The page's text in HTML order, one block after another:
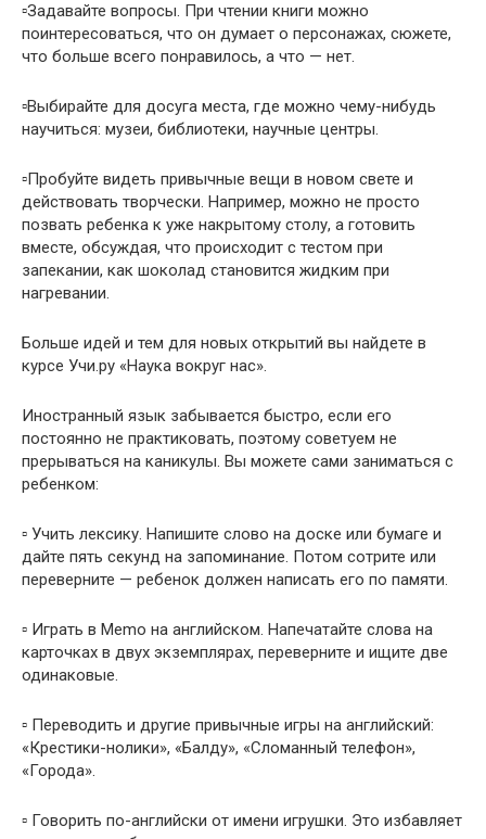
▫️Задавайте вопросы. При чтении книги можно
поинтересоваться, что он думает о персонажах, сюжете,
что больше всего понравилось, а что — нет.
▫️Выбирайте для досуга места, где можно чему-нибудь
научиться: музеи, библиотеки, научные центры.
▫️Пробуйте видеть привычные вещи в новом свете и
действовать творчески. Например, можно не просто
позвать ребенка к уже накрытому столу, а готовить
вместе, обсуждая, что происходит с тестом при
запекании, как шоколад становится жидким при
нагревании.
Больше идей и тем для новых открытий вы найдете в
курсе Учи.ру «Наука вокруг нас».
Иностранный язык забывается быстро, если его
постоянно не практиковать, поэтому советуем не
прерываться на каникулы. Вы можете сами заниматься с
ребенком:
▫️ Учить лексику. Напишите слово на доске или бумаге и
дайте пять секунд на запоминание. Потом сотрите или
переверните — ребенок должен написать его по памяти.
▫️ Играть в Memo на английском. Напечатайте слова на
карточках в двух экземплярах, переверните и ищите две
одинаковые.
▫️ Переводить и другие привычные игры на английский:
«Крестики-нолики», «Балду», «Сломанный телефон»,
«Города».
▫️ Говорить по-английски от имени игрушки. Это избавляет